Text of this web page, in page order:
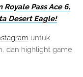
Royale Pass Ace 6,
Desert Eagle!
untuk
dan highlight game